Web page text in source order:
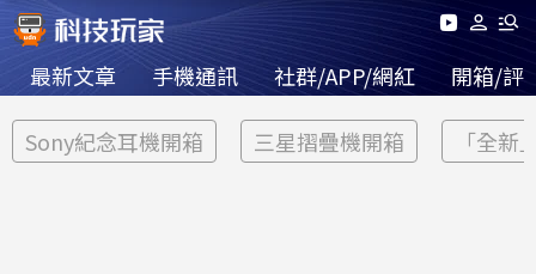
最新文章 手機通訊 社群/APP/網紅 開箱/評
Sony紀念耳機開箱 三星摺疊機開箱 「全新